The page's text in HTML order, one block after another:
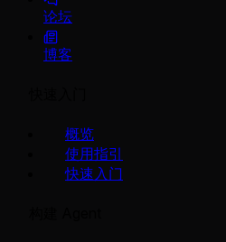
论坛
博客
概览
使用指引
快速入门